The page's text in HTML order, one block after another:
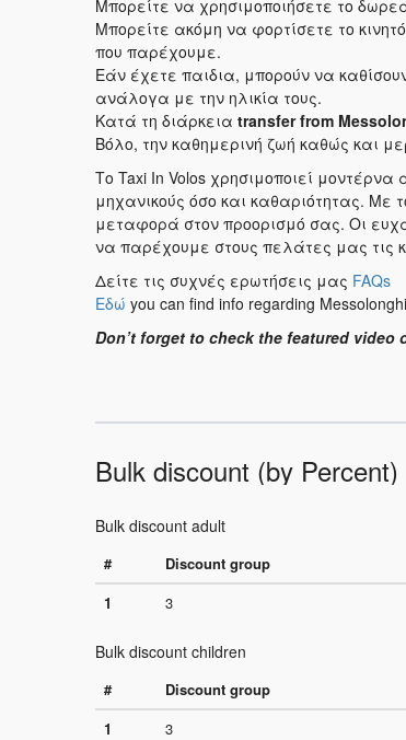
Μπορείτε να χρησιμοποιήσετε το
Μπορείτε ακόμη να φορτίσετε το
που παρέχουμε.
Εάν έχετε παιδια, μπορούν να
ανάλογα με την ηλικία τους.
Κατά τη διάρκεια transfer from
Βόλο, την καθημερινή ζωή καθώς και
Το Taxi In Volos χρησιμοποιεί
μηχανικούς όσο και καθαριότητας.
μεταφορά στον προορισμό σας. Οι
να παρέχουμε στους πελάτες μας τις
Δείτε τις συχνές ερωτήσεις μας FAQs
Εδώ you can find info regarding
Don’t forget to check the featured video
Bulk discount (by Percent)
Bulk discount adult
# Discount group
1
3
Bulk discount children
# Discount group
1
3